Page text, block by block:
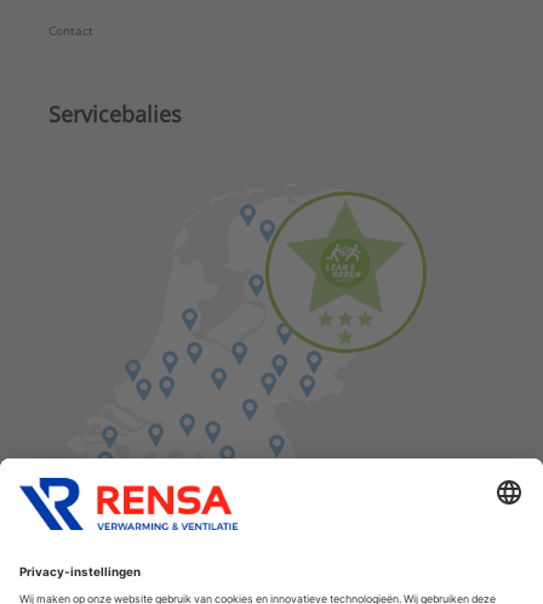
Contact
Servicebalies